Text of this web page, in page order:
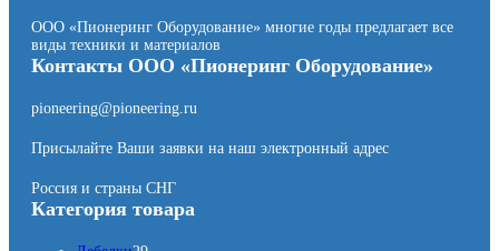
ООО «Пионеринг Оборудование» многие годы предлагает все
виды техники и материалов
Контакты ООО «Пионеринг Оборудование»
pioneering@pioneering.ru
Присылайте Ваши заявки на наш электронный адрес
Россия и страны СНГ
Категория товара